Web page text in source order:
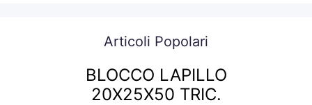
Articoli Popolari
BLOCCO LAPILLO
20X25X50 TRIC.